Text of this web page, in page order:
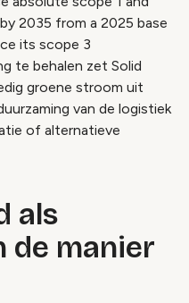
2035 from a 2025 base
its scope 3
te behalen zet Solid
groene stroom uit
van de logistiek
of alternatieve
als
de manier